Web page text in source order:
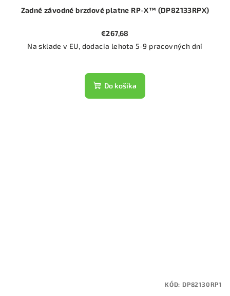
Zadné závodné brzdové platne RP-X™ (DP82133RPX)
€267,68
Na sklade v EU, dodacia lehota 5-9 pracovných dní
Do košíka
KÓD: DP82130RP1